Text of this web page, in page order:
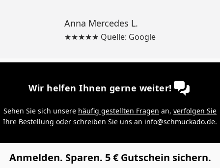
Anna Mercedes L.
★★★★★ Quelle: Google
Wir helfen Ihnen gerne weiter!
Sehen Sie sich unsere häufig gestellten Fragen an, verfolgen Sie
Ihre Bestellung oder schreiben Sie uns an info@schmuckado.de.
Anmelden. Sparen. 5 € Gutschein sichern.